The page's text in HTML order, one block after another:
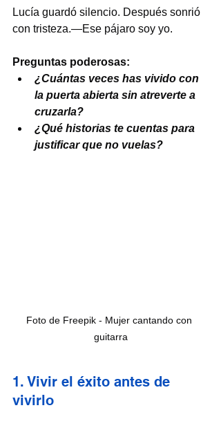
Lucía guardó silencio. Después sonrió
con tristeza.—Ese pájaro soy yo.
Preguntas poderosas:
¿Cuántas veces has vivido con
la puerta abierta sin atreverte a
cruzarla?
¿Qué historias te cuentas para
justificar que no vuelas?
Foto de Freepik - Mujer cantando con
guitarra
1. Vivir el éxito antes de
vivirlo